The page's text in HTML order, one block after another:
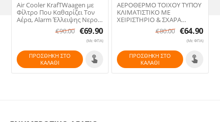
Air Cooler KrafTWaagen με
Φίλτρο Που Καθαρίζει Τον
Αέρα, Alarm Έλλειψης Νερού,
5,5L Δοχείο, Χρονοδιακόπτη
& Χειριστήριο€90.00 €69.90
(Με ΦΠΑ)
ΠΡΟΣΘΉΚΗ ΣΤΟ
ΚΑΛΆΘΙ
ΑΕΡΟΘΕΡΜΟ ΤΟΙΧΟΥ ΤΥΠΟΥ
ΚΛΙΜΑΤΙΣΤΙΚΟ ΜΕ
ΧΕΙΡΙΣΤΗΡΙΟ & ΣΧΑΡΑ
ΣΤΕΓΝΩΜΑΤΟΣ ΡΟΥΧΩΝ
€80.00 €64.90
(Με ΦΠΑ)
ΠΡΟΣΘΉΚΗ ΣΤΟ
ΚΑΛΆΘΙ